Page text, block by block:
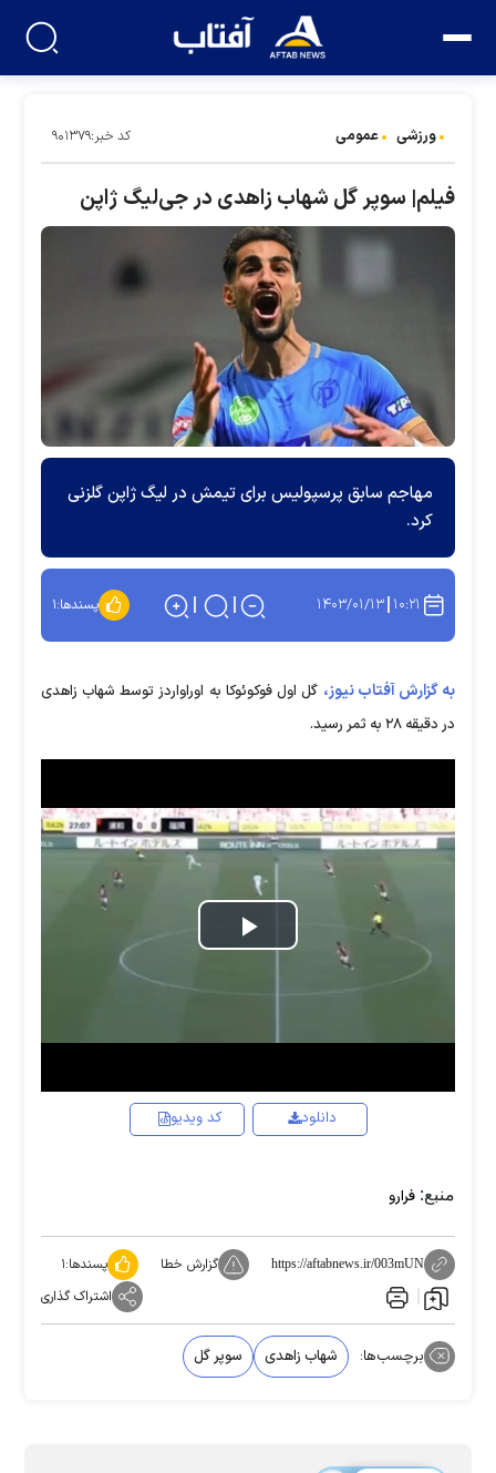
ورزشی عمومی کد خبر:۹۰۱۳۷۹
فیلم| سوپر گل شهاب زاهدی در جی‌لیگ ژاپن
مهاجم سابق پرسپولیس برای تیمش در لیگ ژاپن گلزنی
کرد.
۱۰:۲۱ ۱۴۰۳/۰۱/۱۳ پسندها:۱
به گزارش آفتاب نیوز، گل اول فوکوئوکا به اوراواردز توسط شهاب زاهدی
در دقیقه ۲۸ به ثمر رسید.
Play
Video
کد ویدیو دانلود
منبع: فرارو
https://aftabnews.ir/003mUN گزارش خطا پسندها:۱
اشتراک گذاری
برچسب‌ها: شهاب زاهدی سوپر گل